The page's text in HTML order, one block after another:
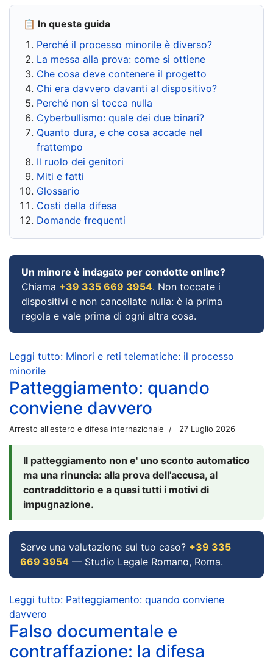
📋 In questa guida
Perché il processo minorile è diverso?
La messa alla prova: come si ottiene
Che cosa deve contenere il progetto
Chi era davvero davanti al dispositivo?
Perché non si tocca nulla
Cyberbullismo: quale dei due binari?
Quanto dura, e che cosa accade nel
frattempo
Il ruolo dei genitori
Miti e fatti
Glossario
Costi della difesa
Domande frequenti
Un minore è indagato per condotte online?
Chiama +39 335 669 3954. Non toccate i
dispositivi e non cancellate nulla: è la prima
regola e vale prima di ogni altra cosa.
Leggi tutto: Minori e reti telematiche: il processo
minorile
Patteggiamento: quando
conviene davvero
Arresto all'estero e difesa internazionale 27 Luglio 2026
Il patteggiamento non e' uno sconto automatico
ma una rinuncia: alla prova dell'accusa, al
contraddittorio e a quasi tutti i motivi di
impugnazione.
Serve una valutazione sul tuo caso? +39 335
669 3954 — Studio Legale Romano, Roma.
Leggi tutto: Patteggiamento: quando conviene
davvero
Falso documentale e
contraffazione: la difesa